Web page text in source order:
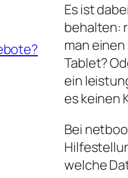
Es ist
behalten:
man
Tablet?
ein
es keinen
Bei
welche